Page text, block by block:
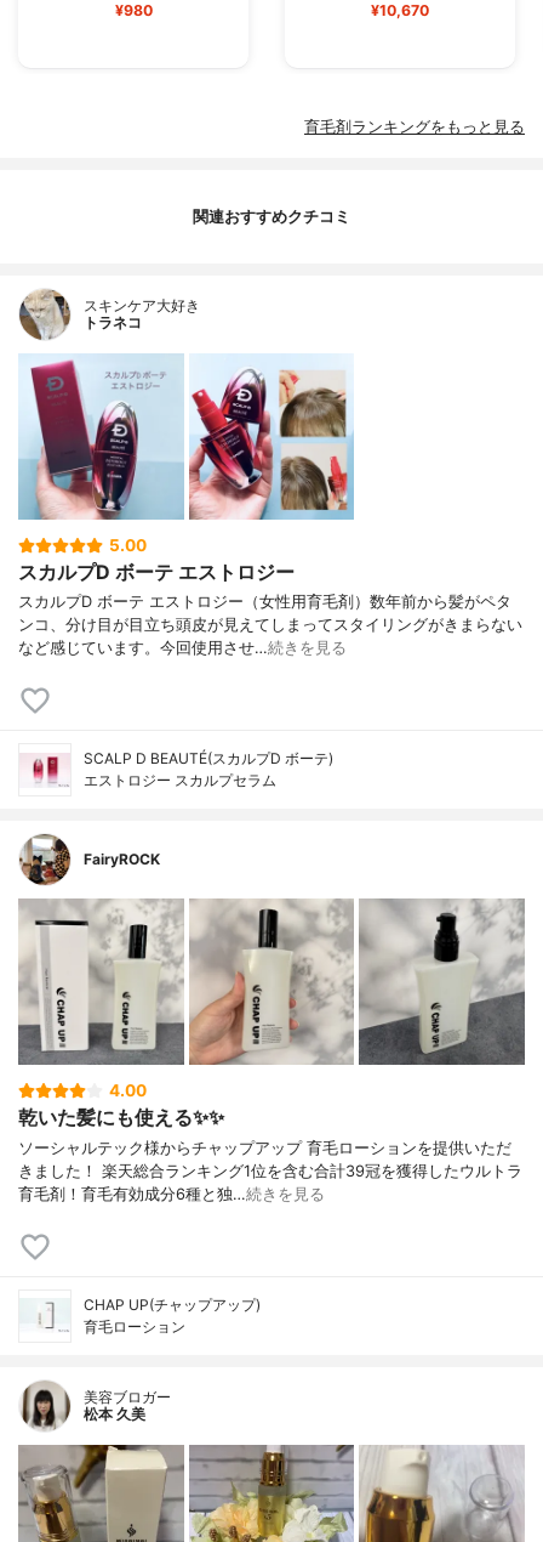
¥980 ¥10,670
育毛剤ランキングをもっと見る
関連おすすめクチコミ
スキンケア大好き
トラネコ
5.00
スカルプD ボーテ エストロジー
スカルプD ボーテ エストロジー（女性用育毛剤）数年前から髪がペタ
ンコ、分け目が目立ち頭皮が見えてしまってスタイリングがきまらない
など感じています。今回使用させ…続きを見る
SCALP D BEAUTÉ(スカルプD ボーテ)
エストロジー スカルプセラム
FairyROCK
4.00
乾いた髪にも使える✨✨
ソーシャルテック様からチャップアップ 育毛ローションを提供いただ
きました！ 楽天総合ランキング1位を含む合計39冠を獲得したウルトラ
育毛剤！育毛有効成分6種と独…続きを見る
CHAP UP(チャップアップ)
育毛ローション
美容ブロガー
松本 久美